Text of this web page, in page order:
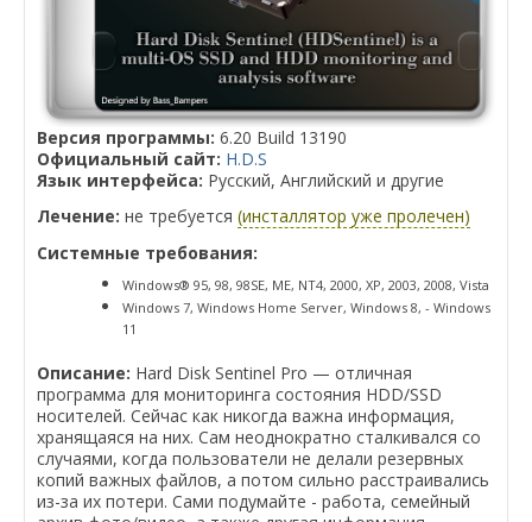
Версия программы: 6.20 Build 13190
Официальный сайт: H.D.S
Язык интерфейса: Русский, Английский и другие
Лечение: не требуется (инсталлятор уже пролечен)
Системные требования:
Windows® 95, 98, 98SE, ME, NT4, 2000, XP, 2003, 2008, Vista
Windows 7, Windows Home Server, Windows 8, - Windows
11
Описание: Hard Disk Sentinel Pro — отличная
программа для мониторинга состояния HDD/SSD
носителей. Сейчас как никогда важна информация,
хранящаяся на них. Сам неоднократно сталкивался со
случаями, когда пользователи не делали резервных
копий важных файлов, а потом сильно расстраивались
из-за их потери. Сами подумайте - работа, семейный